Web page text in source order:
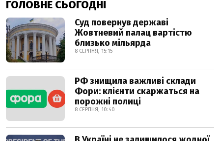
ГОЛОВНЕ СЬОГОДНІ
Суд повернув державі
Жовтневий палац вартістю
близько мільярда
8 СЕРПНЯ, 15:15
РФ знищила важливі склади
Фори: клієнти скаржаться на
порожні полиці
8 СЕРПНЯ, 10:40